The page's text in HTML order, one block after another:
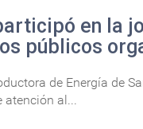
en la
públicos
de Energía de
al...